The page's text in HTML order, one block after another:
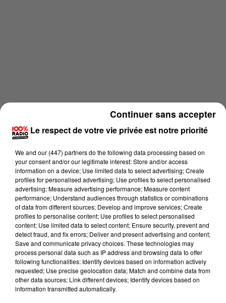
Lecture (4 min 14 sec)
100%
100% Radio les infos du grand Toulouse
Le respect de votre vie privée est notre priorité
We and our (447) partnersdo the following data processing based on
your consent and/or our legitimate interest: Store and/or access
information on a device; Use limited data to select advertising; Create
profiles for personalised advertising; Use profiles to select personalised
advertising; Measure advertising performance; Measure content
performance; Understand audiences through statistics or combinations
of data from different sources; Develop and improve services; Create
profiles to personalise content; Use profiles to select personalised
content; Use limited data to select content; Ensure security, prevent and
detect fraud, and fix errors; Deliver and present advertising and content;
Save and communicate privacy choices. These technologies may
process personal data such as IP address and browsing data to offer
following functionalities: Identify devices based on information actively
requested; Use precise geolocation data; Match and combine data from
other data sources; Link different devices; Identify devices based on
information transmitted automatically.
Continuer sans accepter